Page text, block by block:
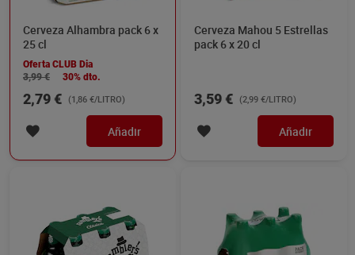
Cerveza Alhambra pack 6 x
25 cl
Oferta CLUB Dia
3,99 €
30% dto.
2,79 € (1,86 €/LITRO)
Añadir
Cerveza Mahou 5 Estrellas
pack 6 x 20 cl
3,59 € (2,99 €/LITRO)
Añadir